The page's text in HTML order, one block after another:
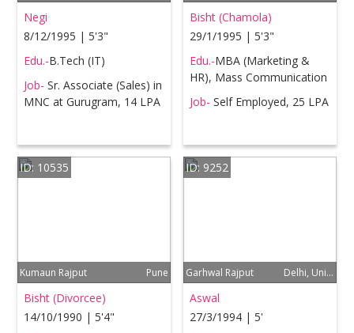
Negi
8/12/1995 | 5'3"
Edu.-B.Tech (IT)
Job- Sr. Associate (Sales) in
MNC at Gurugram, 14 LPA
Bisht (Chamola)
29/1/1995 | 5'3"
Edu.-MBA (Marketing &
HR), Mass Communication
Job- Self Employed, 25 LPA
ID: 10535
Kumaun Rajput Pune
Bisht (Divorcee)
14/10/1990 | 5'4"
ID: 9252
Garhwal Rajput Delhi, United Kingdom (Europe)
Aswal
27/3/1994 | 5'